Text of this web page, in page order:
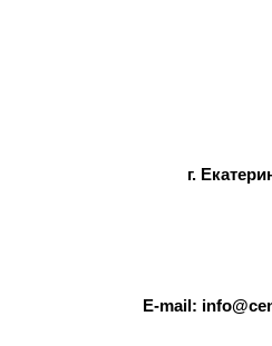
г.
E-mail: